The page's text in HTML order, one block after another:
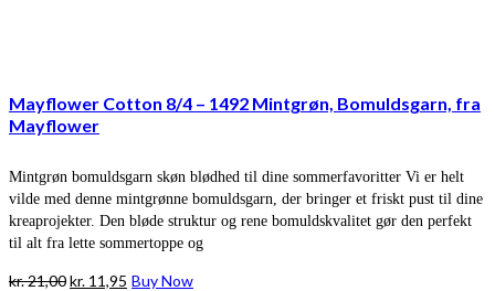
Mayflower Cotton 8/4 – 1492 Mintgrøn, Bomuldsgarn, fra
Mayflower
Mintgrøn bomuldsgarn skøn blødhed til dine sommerfavoritter Vi er helt
vilde med denne mintgrønne bomuldsgarn, der bringer et friskt pust til dine
kreaprojekter. Den bløde struktur og rene bomuldskvalitet gør den perfekt
til alt fra lette sommertoppe og
kr.21,00Den
kr. 11,95 Den
Buy Now